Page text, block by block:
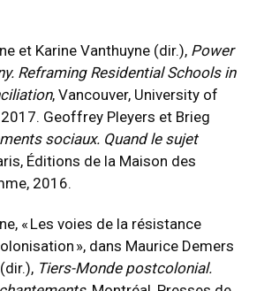
et Karine Vanthuyne (dir.), Power
Reframing Residential Schools in
, Vancouver, University of
Geoffrey Pleyers et Brieg
sociaux. Quand le sujet
Éditions de la Maison des
2016.
« Les voies de la résistance
», dans Maurice Demers
Tiers-Monde postcolonial.